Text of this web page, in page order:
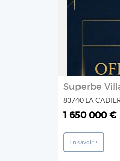
83740 LA
1 650 000 €
En savoir +